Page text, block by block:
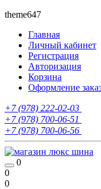
theme647
Главная
Личный кабинет
Регистрация
Авторизация
Корзина
Оформление
+7 (978) 222-02-03
+7 (978) 700-06-51
+7 (978) 700-06-56
0
0
0